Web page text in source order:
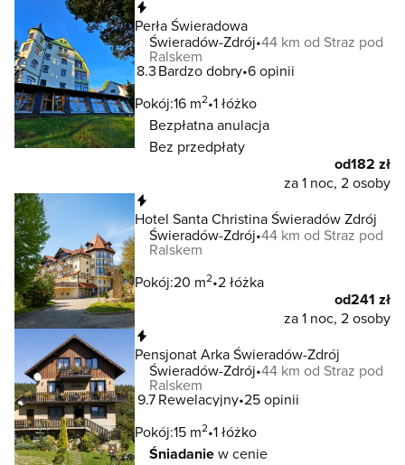
Perła Świeradowa
Świeradów-Zdrój 44 km od Straz pod
Ralskem
8.3Bardzo dobry 6 opinii
Pokój:16 m2 1 łóżko
Bezpłatna anulacja
Bez przedpłaty
od182 zł
za 1 noc, 2 osoby
Hotel Santa Christina Świeradów Zdrój
Świeradów-Zdrój 44 km od Straz pod
Ralskem
Pokój:20 m2 2 łóżka
od241 zł
za 1 noc, 2 osoby
Pensjonat Arka Świeradów-Zdrój
Świeradów-Zdrój 44 km od Straz pod
Ralskem
9.7Rewelacyjny 25 opinii
Pokój:15 m2 1 łóżko
Śniadaniew cenie